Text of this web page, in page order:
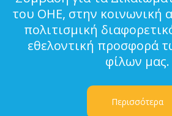
του ΟΗΕ, στην κοινωνική
πολιτισμική
εθελοντική προσφορά
φίλων μας.
Περισσότερα